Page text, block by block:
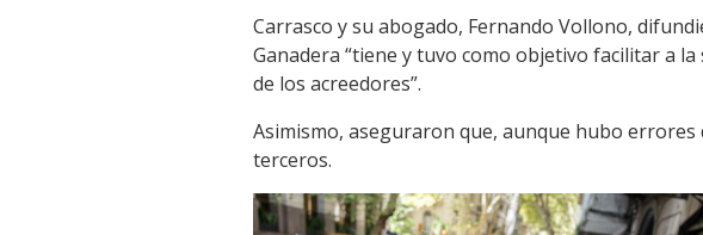
Carrasco y su abogado, Fernando Vollono,
Ganadera “tiene y tuvo como objetivo facilitar a
de los acreedores”.
Asimismo, aseguraron que, aunque hubo
terceros.